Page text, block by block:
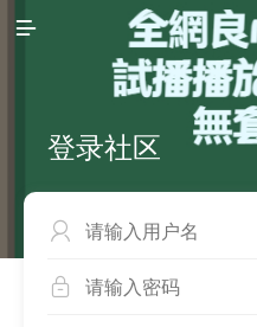

登录社区

